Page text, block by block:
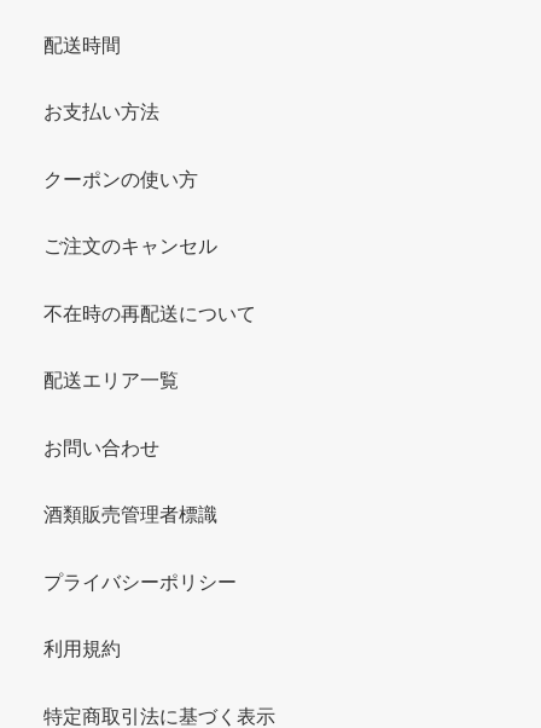
配送時間
お支払い方法
クーポンの使い方
ご注文のキャンセル
不在時の再配送について
配送エリア一覧
お問い合わせ
酒類販売管理者標識
プライバシーポリシー
利用規約
特定商取引法に基づく表示